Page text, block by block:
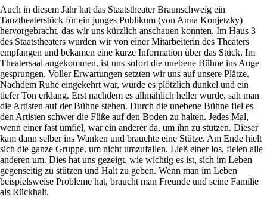
Auch in diesem Jahr hat das Staatstheater Braunschweig ein
Tanztheaterstück für ein junges Publikum (von Anna Konjetzky)
hervorgebracht, das wir uns kürzlich anschauen konnten. Im Haus 3
des Staatstheaters wurden wir von einer Mitarbeiterin des Theaters
empfangen und bekamen eine kurze Information über das Stück. Im
Theatersaal angekommen, ist uns sofort die unebene Bühne ins Auge
gesprungen. Voller Erwartungen setzten wir uns auf unsere Plätze.
Nachdem Ruhe eingekehrt war, wurde es plötzlich dunkel und ein
tiefer Ton erklang. Erst nachdem es allmählich heller wurde, sah man
die Artisten auf der Bühne stehen. Durch die unebene Bühne fiel es
den Artisten schwer die Füße auf den Boden zu halten. Jedes Mal,
wenn einer fast umfiel, war ein anderer da, um ihn zu stützen. Dieser
kam dann selber ins Wanken und brauchte eine Stütze. Am Ende hielt
sich die ganze Gruppe, um nicht umzufallen. Ließ einer los, fielen alle
anderen um. Dies hat uns gezeigt, wie wichtig es ist, sich im Leben
gegenseitig zu stützen und Halt zu geben. Wenn man im Leben
beispielsweise Probleme hat, braucht man Freunde und seine Familie
als Rückhalt.